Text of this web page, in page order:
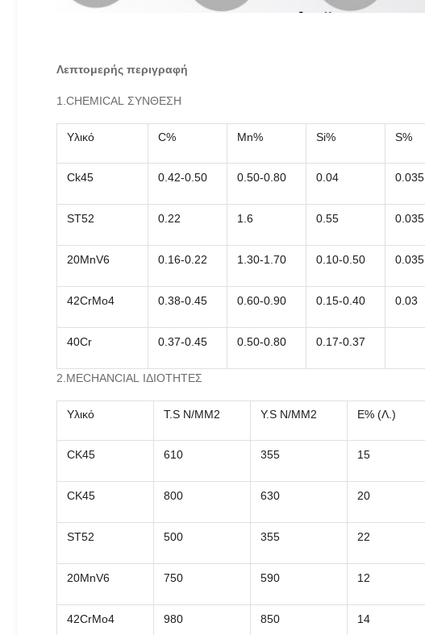
Λεπτομερής περιγραφή
1.CHEMICAL ΣΥΝΘΕΣΗ
Υλικό C% Mn% Si% S%
Ck45 0.42-0.50 0.50-0.80 0.04 0.035
ST52 0.22 1.6 0.55 0.035
20MnV6 0.16-0.22 1.30-1.70 0.10-0.50 0.035
42CrMo4 0.38-0.45 0.60-0.90 0.15-0.40 0.03
40Cr 0.37-0.45 0.50-0.80 0.17-0.37
2.MECHANCIAL ΙΔΙΟΤΗΤΕΣ
Υλικό T.S N/MM2 Y.S N/MM2 E% (Λ.)
CK45 610 355 15
CK45 800 630 20
ST52 500 355 22
20MnV6 750 590 12
42CrMo4 980 850 14